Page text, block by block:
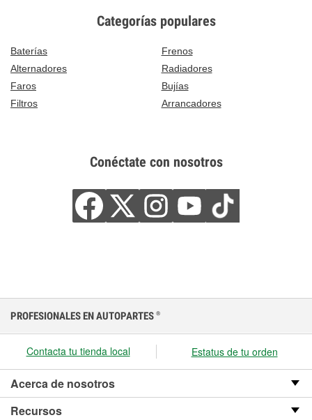
Categorías populares
Baterías
Frenos
Alternadores
Radiadores
Faros
Bujías
Filtros
Arrancadores
Conéctate con nosotros
PROFESIONALES EN AUTOPARTES ®
Contacta tu tienda local Estatus de tu orden
Acerca de nosotros
Recursos